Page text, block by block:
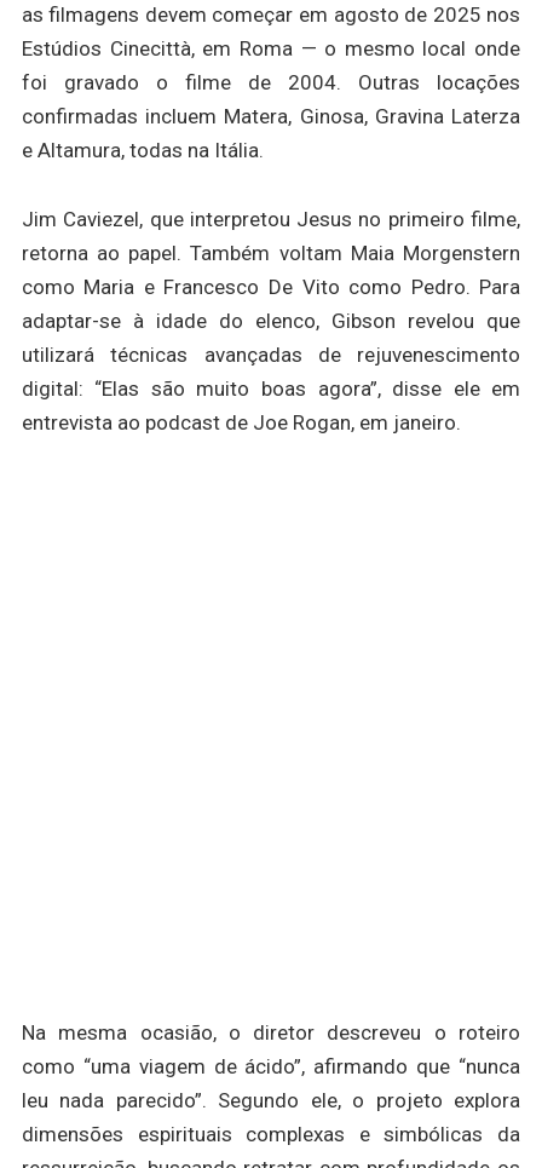
as filmagens devem começar em agosto de 2025 nos
Estúdios Cinecittà, em Roma — o mesmo local onde
foi gravado o filme de 2004. Outras locações
confirmadas incluem Matera, Ginosa, Gravina Laterza
e Altamura, todas na Itália.
Jim Caviezel, que interpretou Jesus no primeiro filme,
retorna ao papel. Também voltam Maia Morgenstern
como Maria e Francesco De Vito como Pedro. Para
adaptar-se à idade do elenco, Gibson revelou que
utilizará técnicas avançadas de rejuvenescimento
digital: “Elas são muito boas agora”, disse ele em
entrevista ao podcast de Joe Rogan, em janeiro.
Na mesma ocasião, o diretor descreveu o roteiro
como “uma viagem de ácido”, afirmando que “nunca
leu nada parecido”. Segundo ele, o projeto explora
dimensões espirituais complexas e simbólicas da